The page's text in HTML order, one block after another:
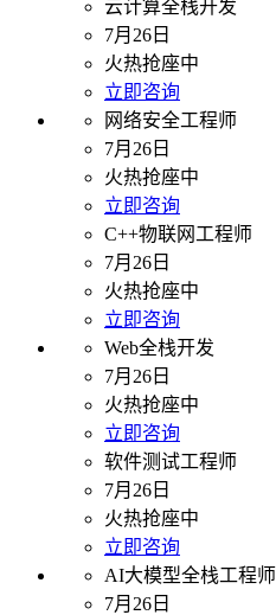
云计算全栈开发
7月26日
火热抢座中
立即咨询
网络安全工程师
7月26日
火热抢座中
立即咨询
C++物联网工程师
7月26日
火热抢座中
立即咨询
Web全栈开发
7月26日
火热抢座中
立即咨询
软件测试工程师
7月26日
火热抢座中
立即咨询
AI大模型全栈工程师
7月26日